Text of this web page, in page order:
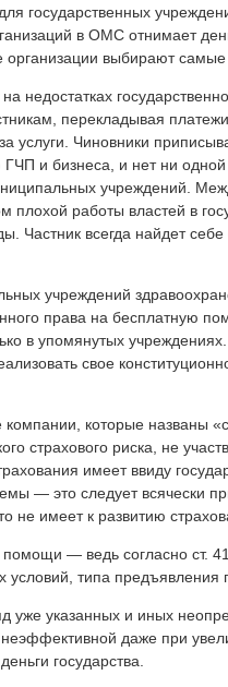
государственных
в ОМС отнимает
выбирают самые
недостатках
перекладывая
услуги. Чиновники
и бизнеса, и нет ни
учреждений.
работы властей в
Частник всегда найдет себе
учреждений
права на бесплатную
в упомянутых
свое
которые названы
страхового риска, не
имеет ввиду
— это следует всячески
имеет к развитию
— ведь согласно ст.
условий, типа предъявления
указанных и иных
даже при
государства.